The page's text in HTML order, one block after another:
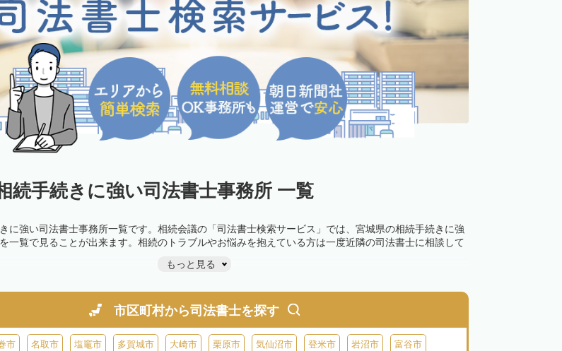
続手続きに強い司法書士事務所 一覧
に強い司法書士事務所一覧です。相続会議の「司法書士検索サービス」では、宮城県の相続手続きに強
一覧で見ることが出来ます。相続のトラブルやお悩みを抱えている方は一度近隣の司法書士に相談して
もっと見る
市区町村から司法書士を探す
市 名取市 塩竈市 多賀城市 大崎市 栗原市 気仙沼市 登米市 岩沼市 富谷市